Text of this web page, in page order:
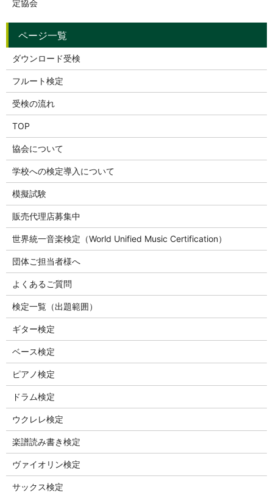
定協会
ダウンロード受検
フルート検定
受検の流れ
TOP
協会について
学校への検定導入について
模擬試験
販売代理店募集中
世界統一音楽検定（World Unified Music Certification）
団体ご担当者様へ
よくあるご質問
検定一覧（出題範囲）
ギター検定
ベース検定
ピアノ検定
ドラム検定
ウクレレ検定
楽譜読み書き検定
ヴァイオリン検定
サックス検定